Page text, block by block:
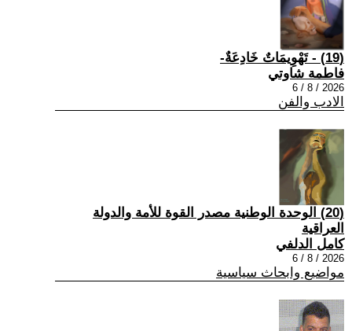
(19) - تَهْوِيمَاتٌ خَادِعَةٌ-
فاطمة شاوتي
2026 / 8 / 6
الادب والفن
(20) الوحدة الوطنية مصدر القوة للأمة والدولة
العراقية
كامل الدلفي
2026 / 8 / 6
مواضيع وابحاث سياسية